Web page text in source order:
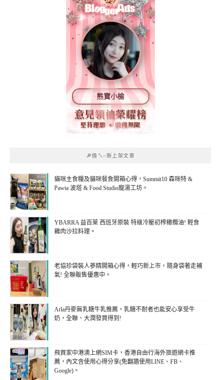
熊寶小榆
🔎燒ㄟ~新上架文章
貓咪主食糧及貓咪餐食開箱心得，Summit10 森咪特 &
Pawta 波塔 & Food Studio寵湯工坊。
YBARRA 益百萊 西班牙原裝 特級冷壓初榨橄欖油! 輕食
雞肉沙拉料理。
老協珍袋裝人蔘精開箱心得，輕巧新上市，隨身袋著走補
氣! 全聯販售優惠中。
Arla丹麥無乳糖牛乳推薦，乳糖不耐者也能安心享受牛
奶，全聯、大潤發買得到!
飛買家中港澳上網SIM卡，香港自由行海外旅遊網卡推
薦，內文含使用心得分享(免翻牆使用LINE、FB、
Google)。